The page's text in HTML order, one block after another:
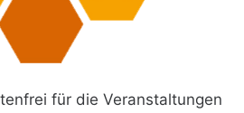
für die Veranstaltungen